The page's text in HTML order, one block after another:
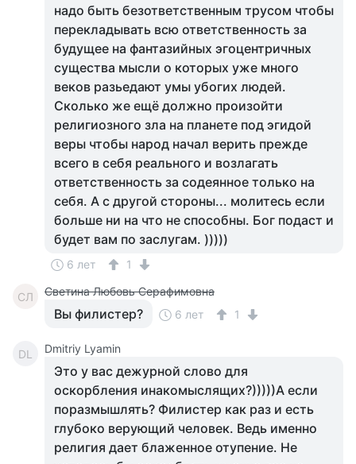
надо быть безответственным трусом чтобы
перекладывать всю ответственность за
будущее на фантазийных эгоцентричных
существа мысли о которых уже много
веков разьедают умы убогих людей.
Сколько же ещё должно произойти
религиозного зла на планете под эгидой
веры чтобы народ начал верить прежде
всего в себя реального и возлагать
ответственность за содеянное только на
себя. А с другой стороны... молитесь если
больше ни на что не способны. Бог подаст и
будет вам по заслугам. )))))
6 лет 1
СЛ Светина Любовь Серафимовна
Вы филистер? 6 лет 1
DL Dmitriy Lyamin
Это у вас дежурной слово для
оскорбления инакомыслящих?)))))А если
поразмышлять? Филистер как раз и есть
глубоко верующий человек. Ведь именно
религия дает блаженное отупение. Не